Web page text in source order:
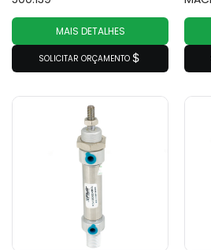
MAIS DETALHES
SOLICITAR ORÇAMENTO